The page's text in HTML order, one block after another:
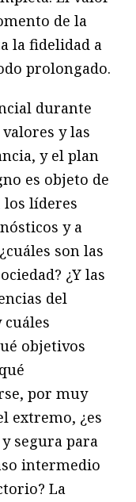
de la
la fidelidad a
prolongado.
durante
y las
y el plan
es objeto de
los líderes
y a
son las
¿Y las
del
cuáles
objetivos
por muy
extremo, ¿es
segura para
intermedio
La